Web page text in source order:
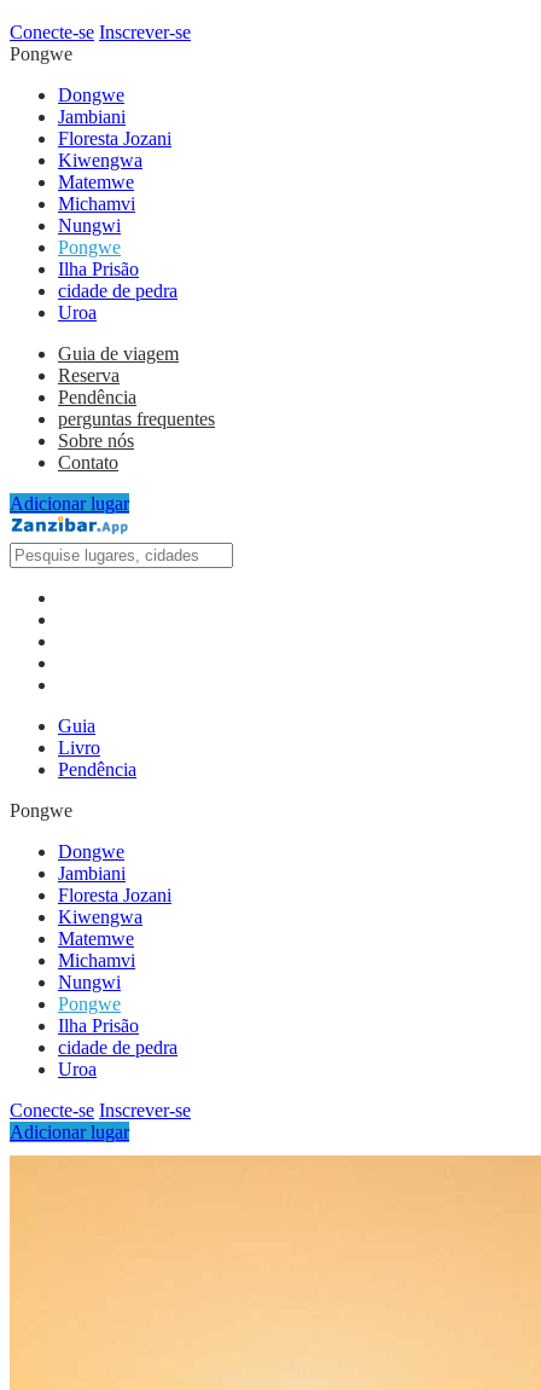
Conecte-se Inscrever-se
Pongwe
Dongwe
Jambiani
Floresta Jozani
Kiwengwa
Matemwe
Michamvi
Nungwi
Pongwe
Ilha Prisão
cidade de pedra
Uroa
Guia de viagem
Reserva
Pendência
perguntas frequentes
Sobre nós
Contato
Adicionar lugar
Guia
Livro
Pendência
Pongwe
Dongwe
Jambiani
Floresta Jozani
Kiwengwa
Matemwe
Michamvi
Nungwi
Pongwe
Ilha Prisão
cidade de pedra
Uroa
Conecte-se Inscrever-se
Adicionar lugar